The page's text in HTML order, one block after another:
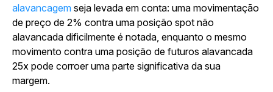
alavancagem seja levada em conta: uma movimentação
de preço de 2% contra uma posição spot não
alavancada dificilmente é notada, enquanto o mesmo
movimento contra uma posição de futuros alavancada
25x pode corroer uma parte significativa da sua
margem.